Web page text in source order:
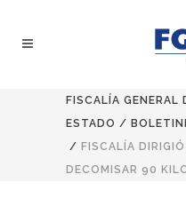
FISCALÍA GENERAL
ESTADO /
/ FISCALÍA
DECOMISAR 90